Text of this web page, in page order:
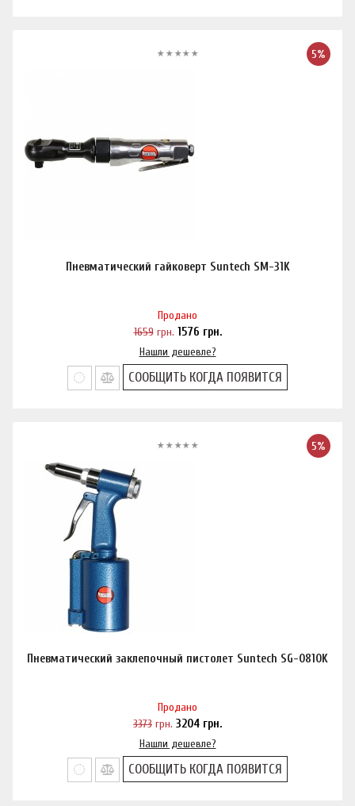
5%
Пневматический гайковерт Suntech SM-31K
Продано
1659грн. 1576 грн.
Нашли дешевле?
СООБЩИТЬ КОГДА ПОЯВИТСЯ
5%
Пневматический заклепочный пистолет Suntech SG-0810K
Продано
3373 грн. 3204 грн.
Нашли дешевле?
СООБЩИТЬ КОГДА ПОЯВИТСЯ